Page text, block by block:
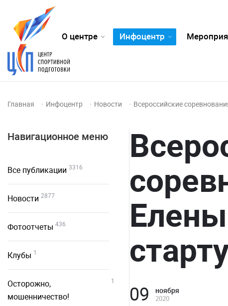
О центре Инфоцентр
Главная Инфоцентр Новости Всероссийские
Навигационное меню
Все публикации 3316
Новости 2877
Фотоотчеты 436
Клубы 1
Осторожно,
мошенничество!
1
09 ноября
2020